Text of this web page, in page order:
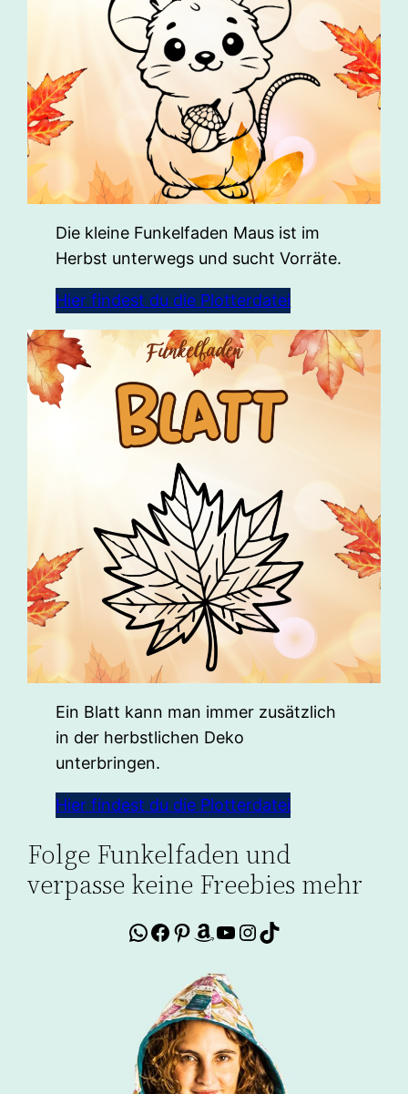
Die kleine Funkelfaden Maus ist im
Herbst unterwegs und sucht Vorräte.
Hier findest du die Plotterdatei
Ein Blatt kann man immer zusätzlich
in der herbstlichen Deko
unterbringen.
Hier findest du die Plotterdatei
Folge Funkelfaden und
verpasse keine Freebies mehr
WhatsApp
Facebook
Pinterest
Amazon
YouTube
Instagram
TikTok